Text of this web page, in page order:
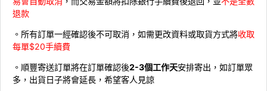
退款
。所有訂單一經確認後不可取消，如需更改資料或取貨方式將收取
每單$20手續費
。順豐寄送訂單將在訂單確認後2-3個工作天安排寄出，如訂單眾
多，出貨日子將會延長，希望客人見諒